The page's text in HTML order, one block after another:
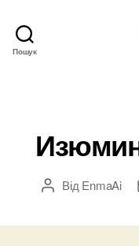
Пошук
Автор
Від EnmaAi